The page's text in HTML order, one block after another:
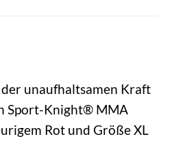
unaufhaltsamen Kraft
Sport-Knight® MMA
Rot und Größe XL